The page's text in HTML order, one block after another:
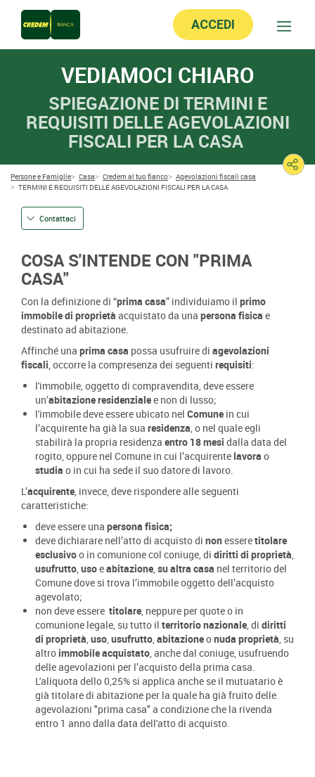
ACCEDI
VEDIAMOCI CHIARO
SPIEGAZIONE DI TERMINI E
REQUISITI DELLE AGEVOLAZIONI
FISCALI PER LA CASA
Persone e Famiglie Casa Credem al tuo fianco
Agevolazioni fiscali casa
TERMINI E REQUISITI DELLE AGEVOLAZIONI FISCALI PER LA CASA
Contattaci
COSA S'INTENDE CON "PRIMA
CASA"
Con la definizione di “prima casa” individuiamo il primo
immobile di proprietà acquistato da una persona fisica e
destinato ad abitazione.
Affinché una prima casa possa usufruire di agevolazioni
fiscali, occorre la compresenza dei seguenti requisiti:
l'immobile, oggetto di compravendita, deve essere
un’abitazione residenzialee non di lusso;
l'immobile deve essere ubicato nel Comune in cui
l’acquirente ha già la sua residenza, o nel quale egli
stabilirà la propria residenza entro 18 mesi dalla data del
rogito, oppure nel Comune in cui l’acquirente lavora o
studia o in cui ha sede il suo datore di lavoro.
L’acquirente, invece, deve rispondere alle seguenti
caratteristiche:
deve essere una persona fisica;
deve dichiarare nell’atto di acquisto di nonesseretitolare
esclusivoo in comunione col coniuge, di diritti di proprietà,
usufrutto,usoeabitazione,su altra casa nel territorio del
Comune dove si trova l’immobile oggetto dell’acquisto
agevolato;
non deve essere titolare, neppure per quote o in
comunione legale, su tutto il territorio nazionale, di diritti
di proprietà,uso,usufrutto,abitazioneonuda proprietà, su
altro immobile acquistato, anche dal coniuge, usufruendo
delle agevolazioni per l’acquisto della prima casa.
L'aliquota dello 0,25% si applica anche se il mutuatario è
già titolare di abitazione per la quale ha già fruito delle
agevolazioni "prima casa" a condizione che la rivenda
entro 1 anno dalla data dell'atto di acquisto.